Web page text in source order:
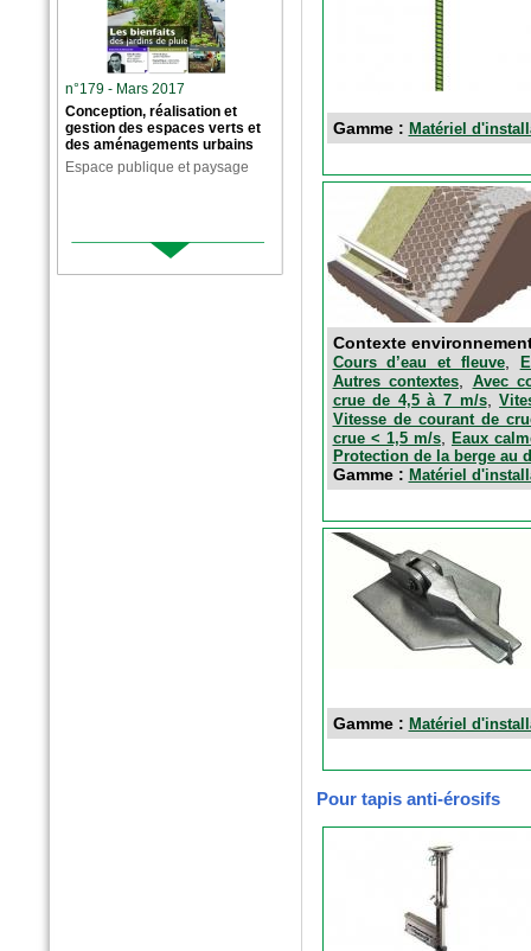
n°179 - Mars 2017
Conception, réalisation et
gestion des espaces verts et
des aménagements urbains
Espace publique et paysage
Gamme : Matériel
Contexte
Cours d’eau et fleuve,
Autres contextes
Avec
crue de 4,5 à 7 m/s,
Vitesse de courant de
crue < 1,5 m/s, Eaux
Protection de la berge au
Gamme : Matériel
Gamme : Matériel
Pour tapis anti-érosifs